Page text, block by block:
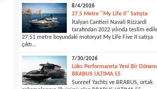
8/4/2026
27,5 Metre ''My Life II'' Satışta
İtalyan Cantieri Navali Rizzardi
tarafından 2022 yılında teslim
27,51 metre boyundaki motoryat My Life Five II satışa
çıktı...
7/30/2026
Lüks Performansta Yeni Bir
BRABUS ULTIMA 55
Sunreef Yachts ve BRABUS, ortak